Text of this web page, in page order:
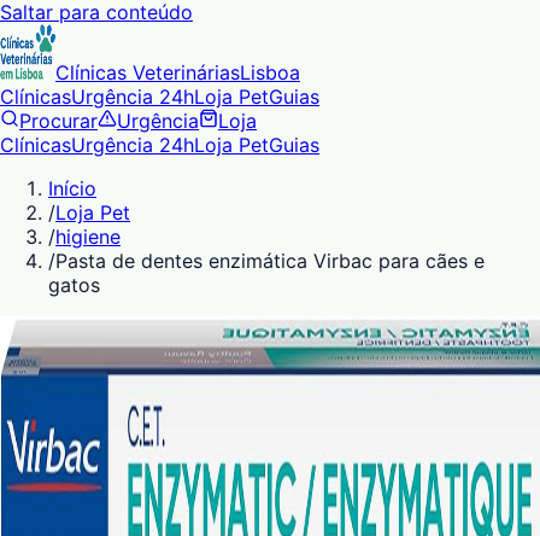
Saltar para conteúdo
Clínicas VeterináriasLisboa
ClínicasUrgência 24hLoja PetGuias
Procurar
Urgência
Loja
ClínicasUrgência 24hLoja PetGuias
Início
/Loja Pet
/higiene
/Pasta de dentes enzimática Virbac para cães e
gatos